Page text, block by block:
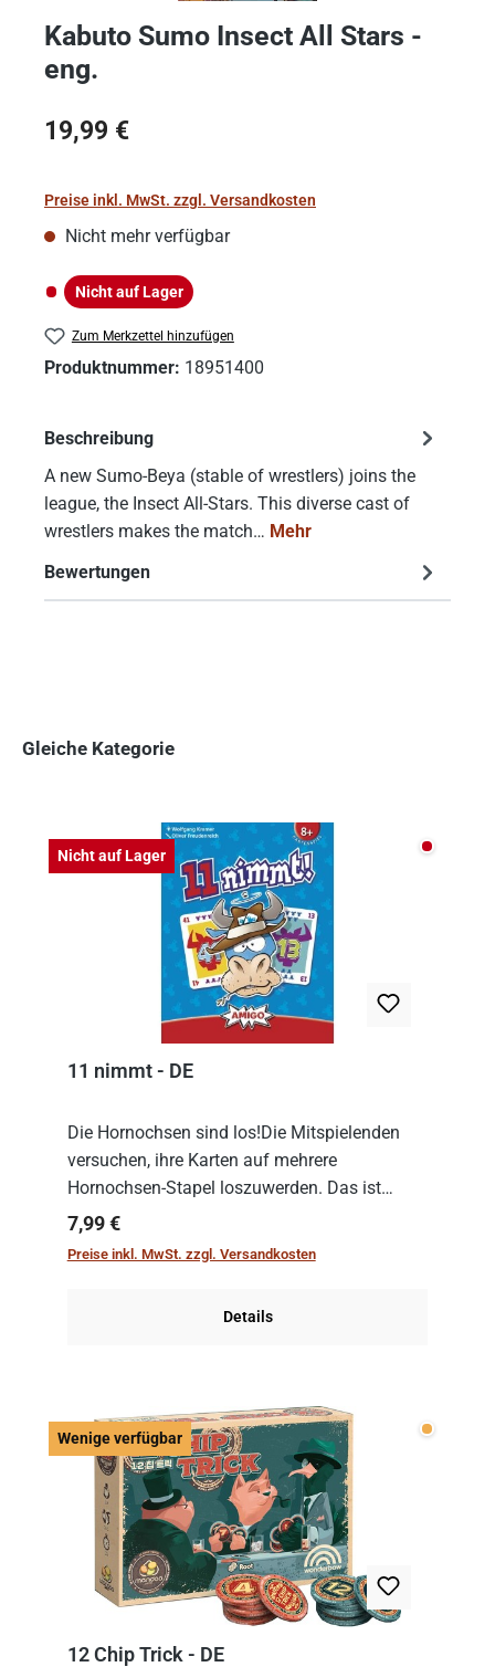
Kabuto Sumo Insect All Stars -
eng.
Regulärer Preis:
19,99 €
Preise inkl. MwSt. zzgl. Versandkosten
Nicht mehr verfügbar
Nicht auf Lager
Nicht auf Lager
Zum Merkzettel hinzufügen
Produktnummer: 18951400
Beschreibung
A new Sumo-Beya (stable of wrestlers) joins the
league, the Insect All-Stars. This diverse cast of
wrestlers makes the match… Mehr
Bewertungen
Gleiche Kategorie
Nicht auf Lager Nicht
11 nimmt - DE
Die Hornochsen sind los!Die Mitspielenden
versuchen, ihre Karten auf mehrere
Hornochsen-Stapel loszuwerden. Das ist
kniffliger als gedacht, denn die Differenz
zwischen ausgespielter Karte und der
Regulärer Preis:
7,99 €
Preise inkl. MwSt. zzgl. Versandkosten
Details
Wenige verfügbar Wenige
12 Chip Trick - DE